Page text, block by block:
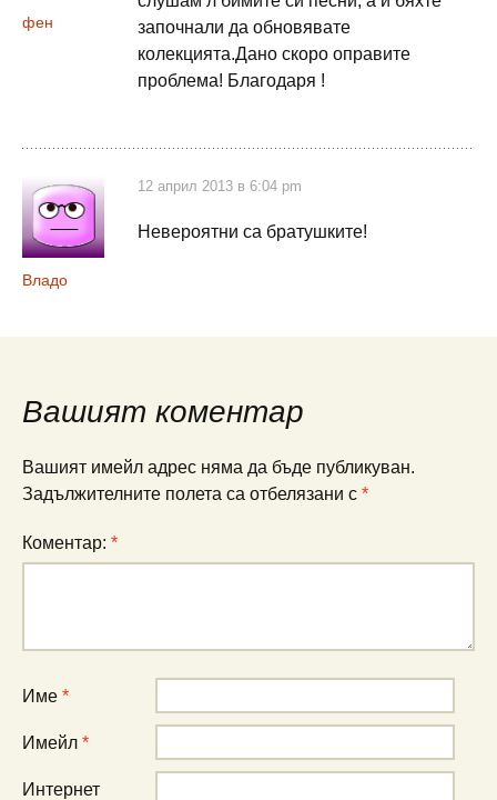
фен
започнали да обновявате
колекцията.Дано скоро оправите
проблема! Благодаря !
Владо
12 април 2013 в 6:04 pm
Невероятни са братушките!
Вашият коментар
Вашият имейл адрес няма да бъде публикуван.
Задължителните полета са отбелязани с *
Коментар: *
Име *
Имейл *
Интернет